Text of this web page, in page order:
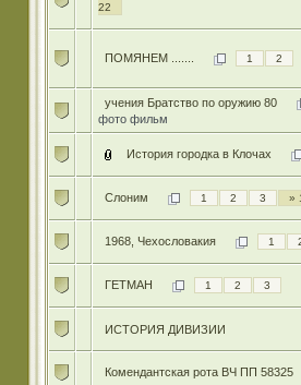
22
ПОМЯНЕМ ....... 1 2
учения Братство по оружию 80
фото фильм
История городка в Клочах
Слоним 1 2 3 »
1968, Чехословакия 1
ГЕТМАН 1 2 3
ИСТОРИЯ ДИВИЗИИ
Комендантская рота ВЧ ПП 58325